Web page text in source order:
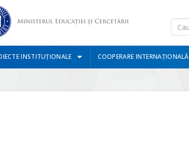
INSTITUȚIONALE COOPERARE INTERNAȚIONALĂ